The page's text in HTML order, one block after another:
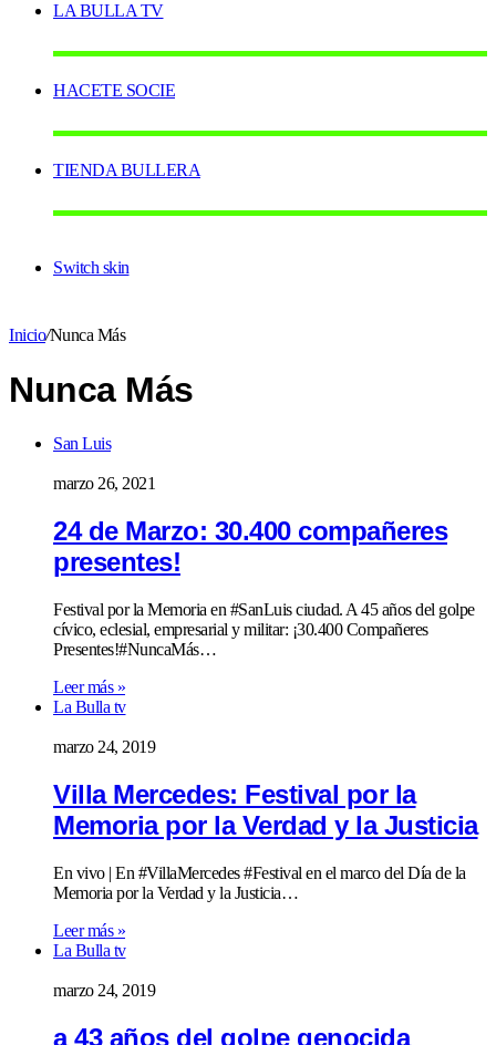
LA BULLA TV
HACETE SOCIE
TIENDA BULLERA
Switch skin
Inicio/Nunca Más
Nunca Más
San Luis
marzo 26, 2021
24 de Marzo: 30.400 compañeres
presentes!
Festival por la Memoria en #SanLuis ciudad. A 45 años del golpe
cívico, eclesial, empresarial y militar: ¡30.400 Compañeres
Presentes!#NuncaMás…
Leer más »
La Bulla tv
marzo 24, 2019
Villa Mercedes: Festival por la
Memoria por la Verdad y la Justicia
En vivo | En #VillaMercedes #Festival en el marco del Día de la
Memoria por la Verdad y la Justicia…
Leer más »
La Bulla tv
marzo 24, 2019
a 43 años del golpe genocida